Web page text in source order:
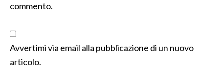
commento.
Avvertimi via email alla pubblicazione di un nuovo
articolo.